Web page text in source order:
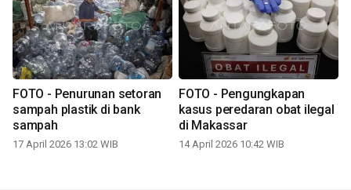
FOTO - Penurunan setoran
sampah plastik di bank
sampah
17 April 2026 13:02 WIB
FOTO - Pengungkapan
kasus peredaran obat ilegal
di Makassar
14 April 2026 10:42 WIB